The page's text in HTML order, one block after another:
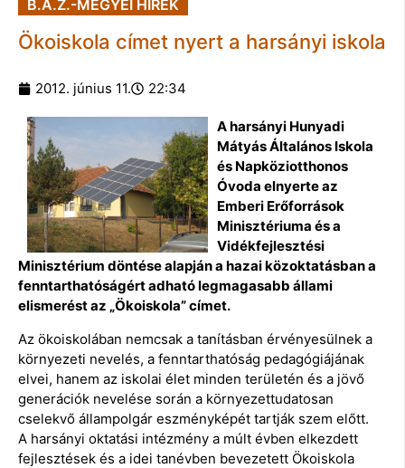
B.A.Z.-MEGYEI HÍREK
Ökoiskola címet nyert a harsányi iskola
2012. június 11. 22:34
A harsányi Hunyadi
Mátyás Általános Iskola
és Napköziotthonos
Óvoda elnyerte az
Emberi Erőforrások
Minisztériuma és a
Vidékfejlesztési
Minisztérium döntése alapján a hazai közoktatásban a
fenntarthatóságért adható legmagasabb állami
elismerést az „Ökoiskola” címet.
Az ökoiskolában nemcsak a tanításban érvényesülnek a
környezeti nevelés, a fenntarthatóság pedagógiájának
elvei, hanem az iskolai élet minden területén és a jövő
generációk nevelése során a környezettudatosan
cselekvő állampolgár eszményképét tartják szem előtt.
A harsányi oktatási intézmény a múlt évben elkezdett
fejlesztések és a idei tanévben bevezetett Ökoiskola